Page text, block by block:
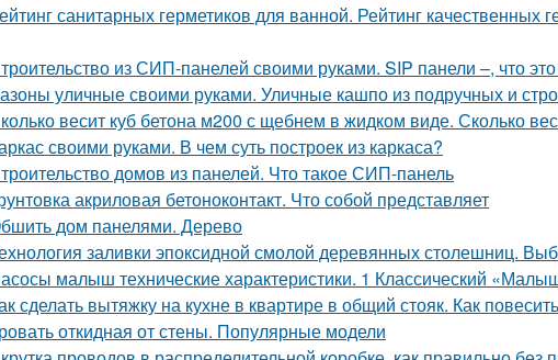
санитарных герметиков для ванной. Рейтинг качественных
из СИП-панелей своими руками. SIP панели –, что это
уличные своими руками. Уличные кашпо из подручных и
весит куб бетона м200 с щебнем в жидком виде. Сколько
своими руками. В чем суть построек из каркаса?
домов из панелей. Что такое СИП-панель
акриловая бетоноконтакт. Что собой представляет
дом панелями. Дерево
заливки эпоксидной смолой деревянных столешниц.
малыш технические характеристики. 1 Классический
сделать вытяжку на кухне в квартире в общий стояк. Как
откидная от стены. Популярные модели